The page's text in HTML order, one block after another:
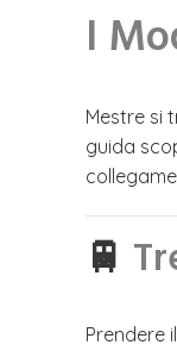
I
Mestre si
guida
🚆
Prendere